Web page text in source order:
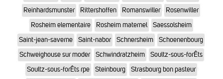
Reinhardsmunster
Rittershoffen Romanswiller
Rosenwiller
Rosheim elementaire
Rosheim maternel
Saessolsheim
Saint-jean-saverne
Saint-nabor Schnersheim
Schoenenbourg
Schweighouse sur moder
Schwindratzheim
Soultz-sous-forÊts
Soultz-sous-forÊts rpe
Steinbourg
Strasbourg bon pasteur